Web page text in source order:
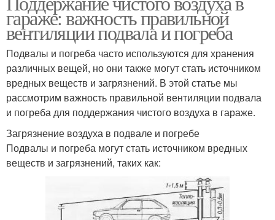
гараже: важность правильной
вентиляции подвала и погреба
Подвалы и погреба часто используются для хранения
различных вещей, но они также могут стать источником
вредных веществ и загрязнений. В этой статье мы
рассмотрим важность правильной вентиляции подвала
и погреба для поддержания чистого воздуха в гараже.
Загрязнение воздуха в подвале и погребе
Подвалы и погреба могут стать источником вредных
веществ и загрязнений, таких как: